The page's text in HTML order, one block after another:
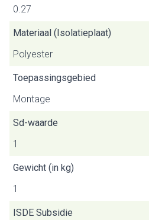
0.27
Materiaal (Isolatieplaat)
Polyester
Toepassingsgebied
Montage
Sd-waarde
1
Gewicht (in kg)
1
ISDE Subsidie